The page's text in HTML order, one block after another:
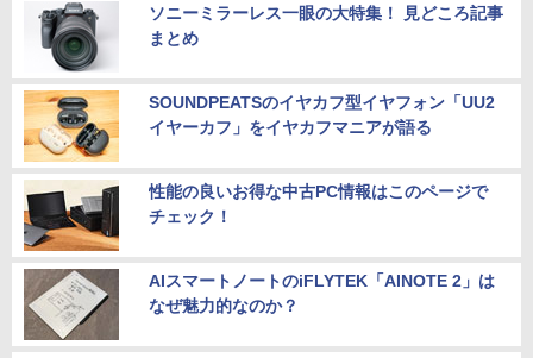
ソニーミラーレス一眼の大特集！ 見どころ記事
まとめ
SOUNDPEATSのイヤカフ型イヤフォン「UU2
イヤーカフ」をイヤカフマニアが語る
性能の良いお得な中古PC情報はこのページで
チェック！
AIスマートノートのiFLYTEK「AINOTE 2」は
なぜ魅力的なのか？